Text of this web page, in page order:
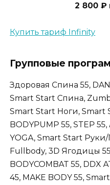
2 800 ₽
Купить тариф Infinity
Групповые
Здоровая Спина 55,
Smart Start Спина,
Smart Start Ноги,
BODYPUMP 55, STEP
YOGA, Smart Start
Fullbody, 3D Ягодицы
BODYCOMBAT 55, DDX
45, MAKE BODY 55,